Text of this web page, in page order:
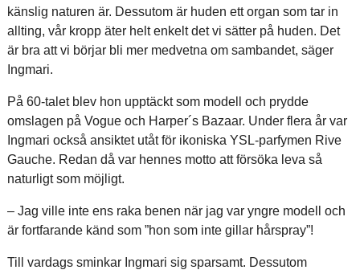
känslig naturen är. Dessutom är huden ett organ som tar in
allting, vår kropp äter helt enkelt det vi sätter på huden. Det
är bra att vi börjar bli mer medvetna om sambandet, säger
Ingmari.
På 60-talet blev hon upptäckt som modell och prydde
omslagen på Vogue och Harper´s Bazaar. Under flera år var
Ingmari också ansiktet utåt för ikoniska YSL-parfymen Rive
Gauche. Redan då var hennes motto att försöka leva så
naturligt som möjligt.
– Jag ville inte ens raka benen när jag var yngre modell och
är fortfarande känd som ”hon som inte gillar hårspray”!
Till vardags sminkar Ingmari sig sparsamt. Dessutom